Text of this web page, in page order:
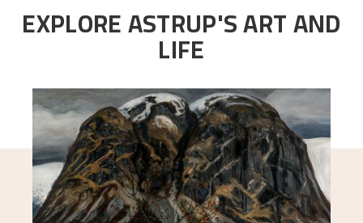
EXPLORE ASTRUP'S ART AND
LIFE